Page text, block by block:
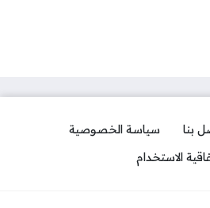
بنا
سياسة الخصوصية
الاستخدام